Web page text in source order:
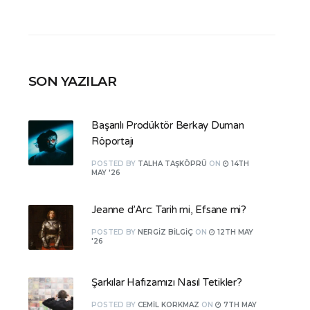
SON YAZILAR
Başarılı Prodüktör Berkay Duman
Röportajı
POSTED BY TALHA TAŞKÖPRÜ ON
14TH
MAY '26
Jeanne d’Arc: Tarih mi, Efsane mi?
POSTED BY NERGIZ BILGIÇ ON
12TH MAY
'26
Şarkılar Hafızamızı Nasıl Tetikler?
POSTED BY CEMIL KORKMAZ ON
7TH MAY